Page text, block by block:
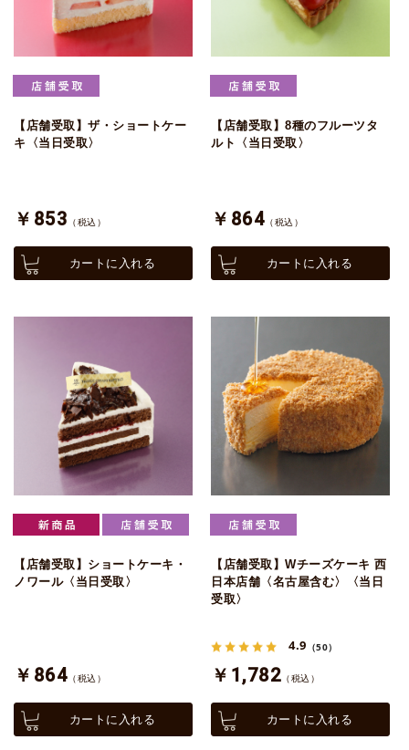
【店舗受取】ザ・ショートケー
キ〈当日受取〉
￥853 （税込）
カートに入れる
【店舗受取】8種のフルーツタ
ルト〈当日受取〉
￥864 （税込）
カートに入れる
【店舗受取】ショートケーキ・
ノワール〈当日受取〉
￥864 （税込）
カートに入れる
【店舗受取】Wチーズケーキ 西
日本店舗〈名古屋含む〉〈当日
受取〉
4.9 （50）
￥1,782 （税込）
カートに入れる